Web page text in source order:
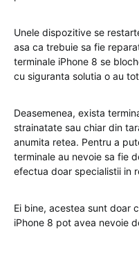
Unele dispozitive se
asa ca trebuie sa fie
terminale iPhone 8 se
cu siguranta solutia o au
Deasemenea, exista
strainatate sau chiar din
anumita retea. Pentru a
terminale au nevoie sa fie
efectua doar specialistii in
Ei bine, acestea sunt doar
iPhone 8 pot avea nevoie